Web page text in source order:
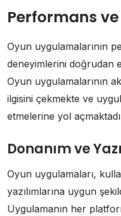
Performans
Oyun uygulamalarının
deneyimlerini doğrudan
Oyun uygulamalarının
ilgisini çekmekte ve
etmelerine yol
Donanım ve
Oyun uygulamaları,
yazılımlarına uygun
Uygulamanın her